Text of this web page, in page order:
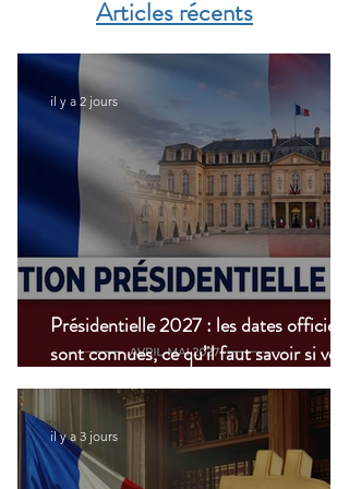
nouvelle étape dans la
transport aérien
Articles récents
Présidentielle 2027 : les dates officielles
sont connues, ce qu’il faut savoir si vous
vivez à l’étranger
il y a 2 jours
il y a 3 jours